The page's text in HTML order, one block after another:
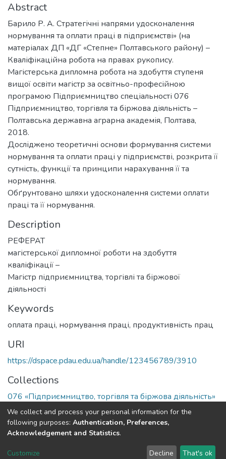
Abstract
Барило Р. А. Стратегічні напрями удосконалення
нормування та оплати праці в підприємстві» (на
матеріалах ДП «ДГ «Степне» Полтавського району) –
Кваліфікаційна робота на правах рукопису.
Магістерська дипломна робота на здобуття ступеня
вищої освіти магістр за освітньо-професійною
програмою Підприємництво спеціальності 076
Підприємництво, торгівля та біржова діяльність –
Полтавська державна аграрна академія, Полтава,
2018.
Досліджено теоретичні основи формування системи
нормування та оплати праці у підприємстві, розкрита її
сутність, функції та принципи нарахування її та
нормування.
Обґрунтовано шляхи удосконалення системи оплати
праці та її нормування.
Description
РЕФЕРАТ
магістерської дипломної роботи на здобуття
кваліфікації –
Магістр підприємництва, торгівлі та біржової
діяльності
Keywords
оплата праці, нормування праці, продуктивність прац
URI
https://dspace.pdau.edu.ua/handle/123456789/3910
Collections
076 «Підприємництво, торгівля та біржова діяльність»
Full item page
DSpace software copyright © 2002-2026 LYRASIS
We collect and process your personal information for the
following purposes: Authentication, Preferences,
Acknowledgement and Statistics.
Customize Decline That's ok